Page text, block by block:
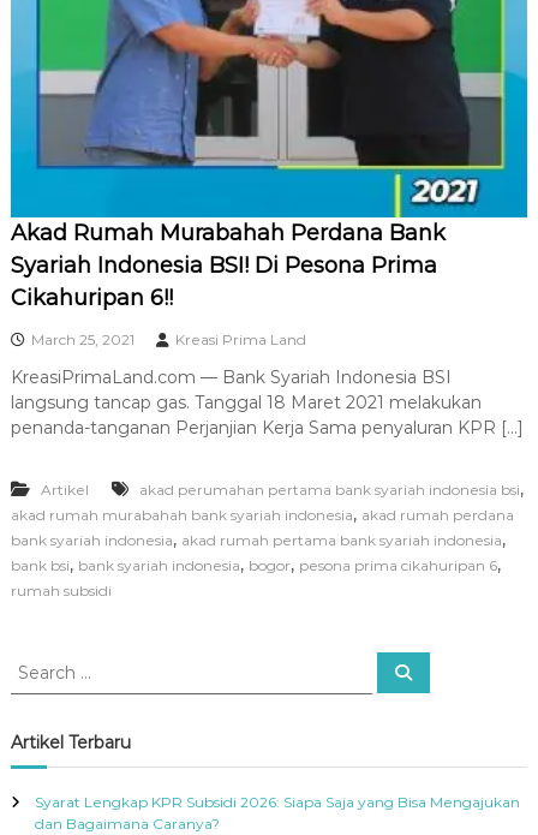
R
Akad Rumah Murabahah Perdana Bank
Syariah Indonesia BSI! Di Pesona Prima
Cikahuripan 6!!
March 25, 2021 Kreasi Prima Land
KreasiPrimaLand.com — Bank Syariah Indonesia BSI
langsung tancap gas. Tanggal 18 Maret 2021 melakukan
penanda-tanganan Perjanjian Kerja Sama penyaluran KPR […]
Artikel akad perumahan pertama bank syariah indonesia bsi,
akad rumah murabahah bank syariah indonesia, akad rumah perdana
bank syariah indonesia, akad rumah pertama bank syariah indonesia,
bank bsi, bank syariah indonesia, bogor, pesona prima cikahuripan 6,
rumah subsidi
S
r
c
f
S
Artikel Terbaru
Syarat Lengkap KPR Subsidi 2026: Siapa Saja yang Bisa Mengajukan
dan Bagaimana Caranya?